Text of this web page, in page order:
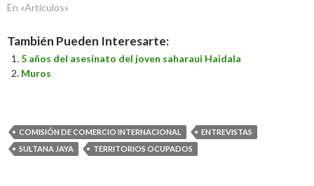
En «Artículos»
También Pueden Interesarte:
5 años del asesinato del joven saharaui Haidala
Muros
COMISIÓN DE COMERCIO INTERNACIONAL
ENTREVISTAS
SULTANA JAYA
TERRITORIOS OCUPADOS